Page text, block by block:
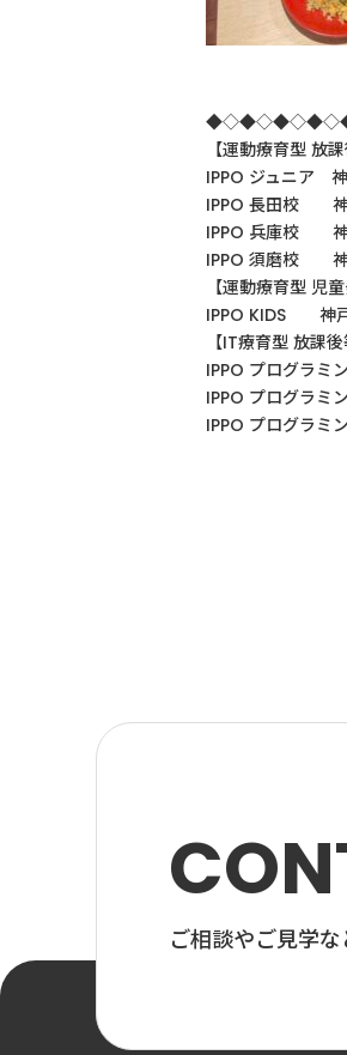
【運動療育型 放
IPPO ジュニア
IPPO 長田校 神
IPPO 兵庫校 神
IPPO 須磨校 神
【運動療育型 児童
IPPO KIDS 神戸
【IT療育型 放課後
IPPO プログラミ
IPPO プログラミ
IPPO プログラミ
ご相談やご見学な